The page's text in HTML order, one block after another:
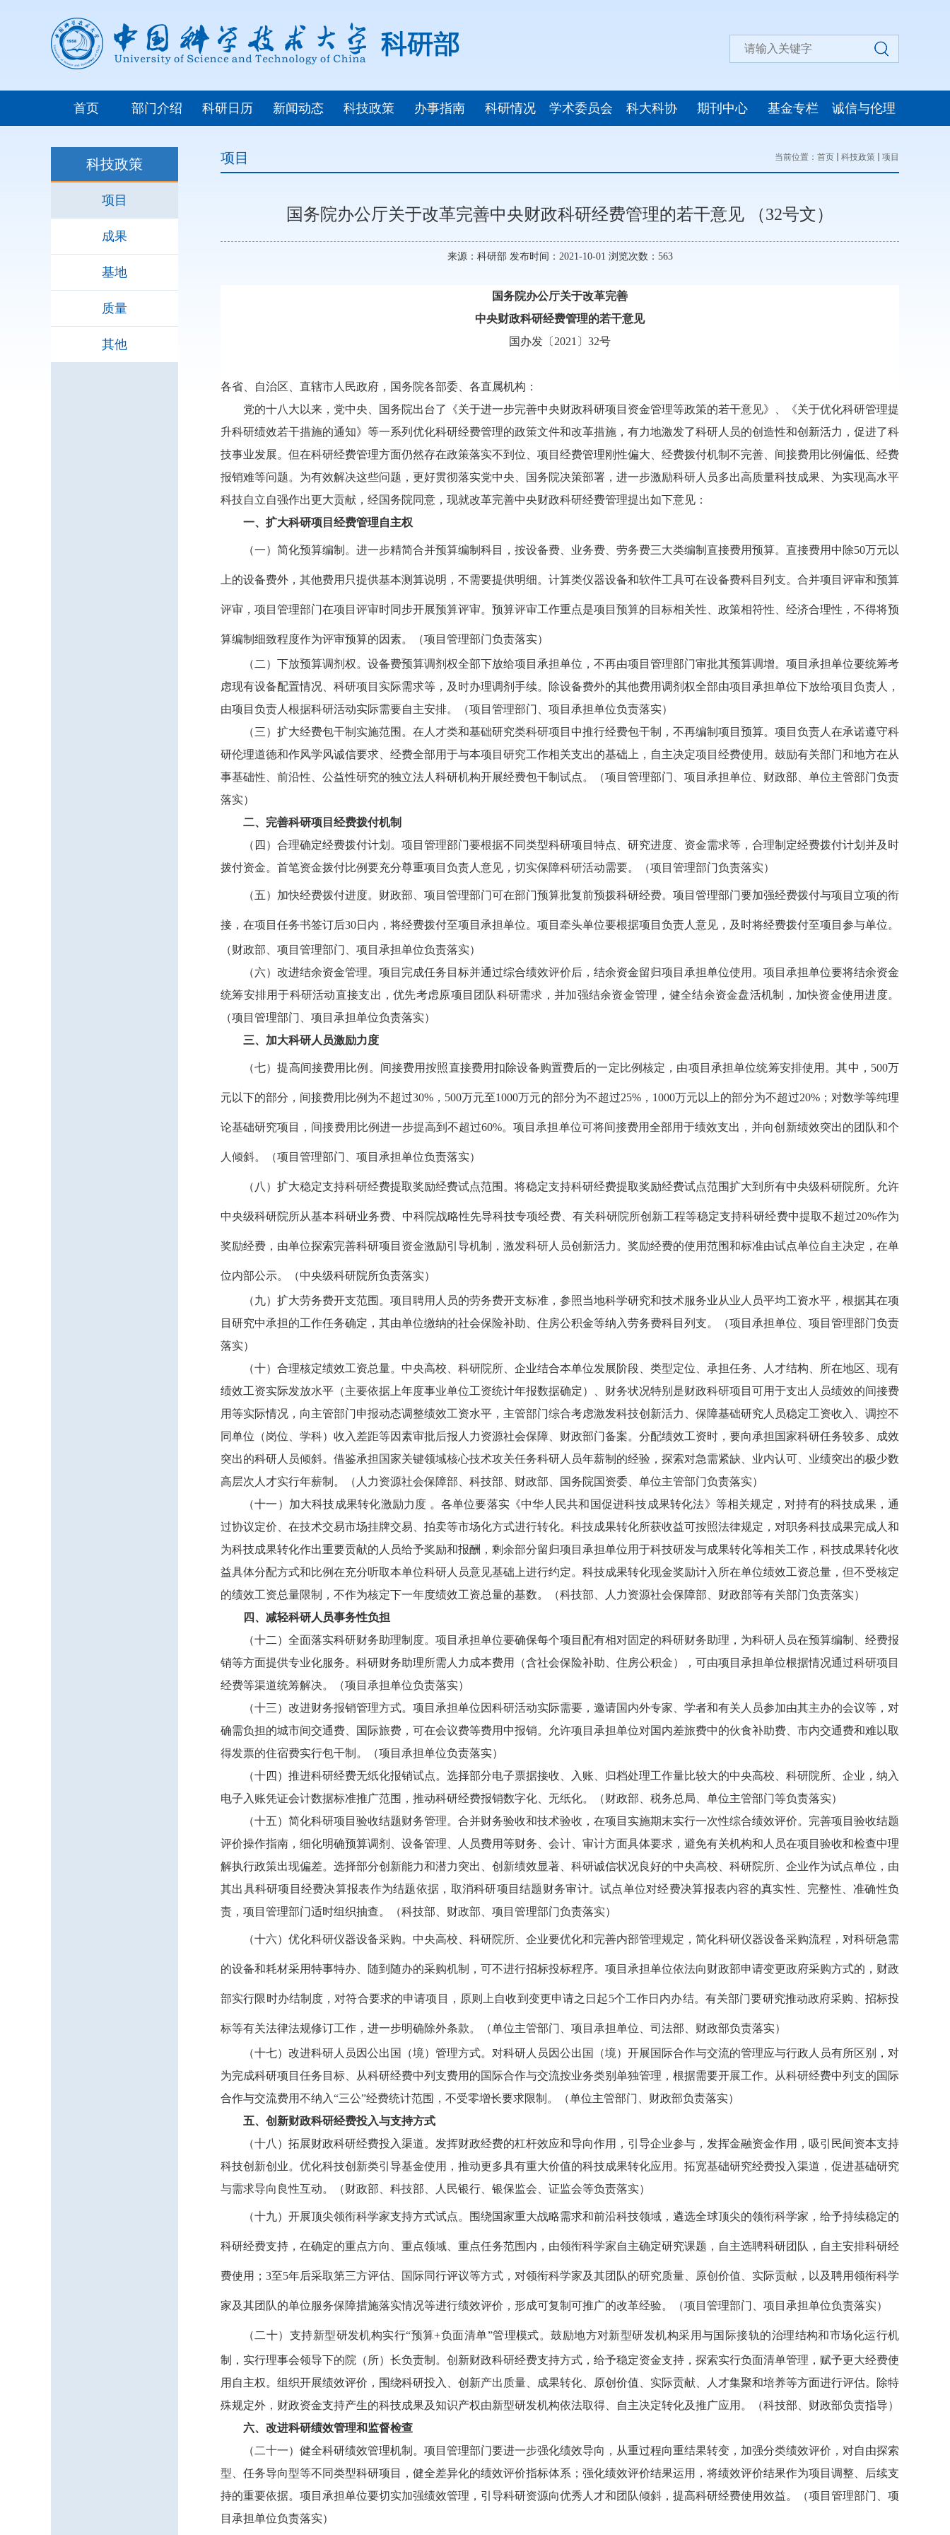
首页 部门介绍 科研日历 新闻动态 科技政策 办事指南 科研情况 学术委员会 科大科协 期刊中心 基金专栏 诚信与伦理
科技政策
项目
成果
基地
质量
其他
项目 当前位置： 首页 科技政策 项目
国务院办公厅关于改革完善中央财政科研经费管理的若干意见 （32号文）
来源：科研部 发布时间：2021-10-01 浏览次数： 563
国务院办公厅关于改革完善
中央财政科研经费管理的若干意见
国办发〔 2021 〕 32号
各省、自治区、直辖市人民政府，国务院各部委、各直属机构：
党的十八大以来，党中央、国务院出台了《关于进一步完善中央财政科研项目资金管理等政策的若干意见》、《关于优化科研管理提
升科研绩效若干措施的通知》等一系列优化科研经费管理的政策文件和改革措施，有力地激发了科研人员的创造性和创新活力，促进了科
技事业发展。但在科研经费管理方面仍然存在政策落实不到位、项目经费管理刚性偏大、经费拨付机制不完善、间接费用比例偏低、经费
报销难等问题。为有效解决这些问题，更好贯彻落实党中央、国务院决策部署，进一步激励科研人员多出高质量科技成果、为实现高水平
科技自立自强作出更大贡献，经国务院同意，现就改革完善中央财政科研经费管理提出如下意见：
一、扩大科研项目经费管理自主权
（一）简化预算编制。 进一步精简合并预算编制科目，按设备费、业务费、劳务费三大类编制直接费用预算。直接费用中除50万元以
上的设备费外，其他费用只提供基本测算说明，不需要提供明细。计算类仪器设备和软件工具可在设备费科目列支。合并项目评审和预算
评审，项目管理部门在项目评审时同步开展预算评审。预算评审工作重点是项目预算的目标相关性、政策相符性、经济合理性，不得将预
算编制细致程度作为评审预算的因素。 （项目管理部门负责落实）
（二）下放预算调剂权。 设备费预算调剂权全部下放给项目承担单位，不再由项目管理部门审批其预算调增。项目承担单位要统筹考
虑现有设备配置情况、科研项目实际需求等，及时办理调剂手续。除设备费外的其他费用调剂权全部由项目承担单位下放给项目负责人，
由项目负责人根据科研活动实际需要自主安排。
（项目管理部门、项目承担单位负责落实）
（三）扩大经费包干制实施范围。 在人才类和基础研究类科研项目中推行经费包干制，不再编制项目预算。项目负责人在承诺遵守科
研伦理道德和作风学风诚信要求、经费全部用于与本项目研究工作相关支出的基础上，自主决定项目经费使用。鼓励有关部门和地方在从
事基础性、前沿性、公益性研究的独立法人科研机构开展经费包干制试点。
（项目管理部门、项目承担单位、财政部、单位主管部门负责
落实）
二、完善科研项目经费拨付机制
（四）合理确定经费拨付计划。 项目管理部门要根据不同类型科研项目特点、研究进度、资金需求等，合理制定经费拨付计划并及时
拨付资金。首笔资金拨付比例要充分尊重项目负责人意见，切实保障科研活动需要。
（项目管理部门负责落实）
（五）加快经费拨付进度。 财政部、项目管理部门可在部门预算批复前预拨科研经费。项目管理部门要加强经费拨付与项目立项的衔
接，在项目任务书签订后30日内，将经费拨付至项目承担单位。项目牵头单位要根据项目负责人意见，及时将经费拨付至项目参与单位。
（财政部、项目管理部门、项目承担单位负责落实）
（六）改进结余资金管理。 项目完成任务目标并通过综合绩效评价后，结余资金留归项目承担单位使用。项目承担单位要将结余资金
统筹安排用于科研活动直接支出，优先考虑原项目团队科研需求，并加强结余资金管理，健全结余资金盘活机制，加快资金使用进度。
（项目管理部门、项目承担单位负责落实）
三、加大科研人员激励力度
（七）提高间接费用比例。 间接费用按照直接费用扣除设备购置费后的一定比例核定，由项目承担单位统筹安排使用。其中， 500万
元以下的部分，间接费用比例为不超过30% ， 500万元至1000万元的部分为不超过25%， 1000万元以上的部分为不超过20%；对数学等纯理
论基础研究项目，间接费用比例进一步提高到不超过60%。项目承担单位可将间接费用全部用于绩效支出，并向创新绩效突出的团队和个
人倾斜。 （项目管理部门、项目承担单位负责落实）
（八）扩大稳定支持科研经费提取奖励经费试点范围。 将稳定支持科研经费提取奖励经费试点范围扩大到所有中央级科研院所。允许
中央级科研院所从基本科研业务费、中科院战略性先导科技专项经费、有关科研院所创新工程等稳定支持科研经费中提取不超过20%作为
奖励经费，由单位探索完善科研项目资金激励引导机制，激发科研人员创新活力。奖励经费的使用范围和标准由试点单位自主决定，在单
位内部公示。 （中央级科研院所负责落实）
（九）扩大劳务费开支范围。 项目聘用人员的劳务费开支标准，参照当地科学研究和技术服务业从业人员平均工资水平，根据其在项
目研究中承担的工作任务确定，其由单位缴纳的社会保险补助、住房公积金等纳入劳务费科目列支。
（项目承担单位、项目管理部门负责
落实）
（十）合理核定绩效工资总量。 中央高校、科研院所、企业结合本单位发展阶段、类型定位、承担任务、人才结构、所在地区、现有
绩效工资实际发放水平（主要依据上年度事业单位工资统计年报数据确定）、财务状况特别是财政科研项目可用于支出人员绩效的间接费
用等实际情况，向主管部门申报动态调整绩效工资水平，主管部门综合考虑激发科技创新活力、保障基础研究人员稳定工资收入、调控不
同单位（岗位、学科）收入差距等因素审批后报人力资源社会保障、财政部门备案。分配绩效工资时，要向承担国家科研任务较多、成效
突出的科研人员倾斜。借鉴承担国家关键领域核心技术攻关任务科研人员年薪制的经验，探索对急需紧缺、业内认可、业绩突出的极少数
高层次人才实行年薪制。
（人力资源社会保障部、科技部、财政部、国务院国资委、单位主管部门负责落实）
（十一）加大科技成果转化激励力度 。 各单位要落实《中华人民共和国促进科技成果转化法》等相关规定，对持有的科技成果，通
过协议定价、在技术交易市场挂牌交易、拍卖等市场化方式进行转化。科技成果转化所获收益可按照法律规定，对职务科技成果完成人和
为科技成果转化作出重要贡献的人员给予奖励和报酬，剩余部分留归项目承担单位用于科技研发与成果转化等相关工作，科技成果转化收
益具体分配方式和比例在充分听取本单位科研人员意见基础上进行约定。科技成果转化现金奖励计入所在单位绩效工资总量，但不受核定
的绩效工资总量限制，不作为核定下一年度绩效工资总量的基数。
（科技部、人力资源社会保障部、财政部等有关部门负责落实）
四、减轻科研人员事务性负担
（十二）全面落实科研财务助理制度。 项目承担单位要确保每个项目配有相对固定的科研财务助理，为科研人员在预算编制、经费报
销等方面提供专业化服务。科研财务助理所需人力成本费用（含社会保险补助、住房公积金），可由项目承担单位根据情况通过科研项目
经费等渠道统筹解决。
（项目承担单位负责落实）
（十三）改进财务报销管理方式。 项目承担单位因科研活动实际需要，邀请国内外专家、学者和有关人员参加由其主办的会议等，对
确需负担的城市间交通费、国际旅费，可在会议费等费用中报销。允许项目承担单位对国内差旅费中的伙食补助费、市内交通费和难以取
得发票的住宿费实行包干制。
（项目承担单位负责落实）
（十四）推进科研经费无纸化报销试点。 选择部分电子票据接收、入账、归档处理工作量比较大的中央高校、科研院所、企业，纳入
电子入账凭证会计数据标准推广范围，推动科研经费报销数字化、无纸化。
（财政部、税务总局、单位主管部门等负责落实）
（十五）简化科研项目验收结题财务管理。 合并财务验收和技术验收，在项目实施期末实行一次性综合绩效评价。完善项目验收结题
评价操作指南，细化明确预算调剂、设备管理、人员费用等财务、会计、审计方面具体要求，避免有关机构和人员在项目验收和检查中理
解执行政策出现偏差。选择部分创新能力和潜力突出、创新绩效显著、科研诚信状况良好的中央高校、科研院所、企业作为试点单位，由
其出具科研项目经费决算报表作为结题依据，取消科研项目结题财务审计。试点单位对经费决算报表内容的真实性、完整性、准确性负
责，项目管理部门适时组织抽查。
（科技部、财政部、项目管理部门负责落实）
（十六）优化科研仪器设备采购。 中央高校、科研院所、企业要优化和完善内部管理规定，简化科研仪器设备采购流程，对科研急需
的设备和耗材采用特事特办、随到随办的采购机制，可不进行招标投标程序。项目承担单位依法向财政部申请变更政府采购方式的，财政
部实行限时办结制度，对符合要求的申请项目，原则上自收到变更申请之日起5个工作日内办结。有关部门要研究推动政府采购、招标投
标等有关法律法规修订工作，进一步明确除外条款。 （单位主管部门、项目承担单位、司法部、财政部负责落实）
（十七）改进科研人员因公出国（境）管理方式。 对科研人员因公出国（境）开展国际合作与交流的管理应与行政人员有所区别，对
为完成科研项目任务目标、从科研经费中列支费用的国际合作与交流按业务类别单独管理，根据需要开展工作。从科研经费中列支的国际
合作与交流费用不纳入“三公”经费统计范围，不受零增长要求限制。
（单位主管部门、财政部负责落实）
五、创新财政科研经费投入与支持方式
（十八）拓展财政科研经费投入渠道。 发挥财政经费的杠杆效应和导向作用，引导企业参与，发挥金融资金作用，吸引民间资本支持
科技创新创业。优化科技创新类引导基金使用，推动更多具有重大价值的科技成果转化应用。拓宽基础研究经费投入渠道，促进基础研究
与需求导向良性互动。
（财政部、科技部、人民银行、银保监会、证监会等负责落实）
（十九）开展顶尖领衔科学家支持方式试点。 围绕国家重大战略需求和前沿科技领域，遴选全球顶尖的领衔科学家，给予持续稳定的
科研经费支持，在确定的重点方向、重点领域、重点任务范围内，由领衔科学家自主确定研究课题，自主选聘科研团队，自主安排科研经
费使用； 3至5年后采取第三方评估、国际同行评议等方式，对领衔科学家及其团队的研究质量、原创价值、实际贡献，以及聘用领衔科学
家及其团队的单位服务保障措施落实情况等进行绩效评价，形成可复制可推广的改革经验。 （项目管理部门、项目承担单位负责落实）
（二十）支持新型研发机构实行“预算+负面清单”管理模式。鼓励地方对新型研发机构采用与国际接轨的治理结构和市场化运行机
制，实行理事会领导下的院（所）长负责制。创新财政科研经费支持方式，给予稳定资金支持，探索实行负面清单管理，赋予更大经费使
用自主权。组织开展绩效评价，围绕科研投入、创新产出质量、成果转化、原创价值、实际贡献、人才集聚和培养等方面进行评估。除特
殊规定外，财政资金支持产生的科技成果及知识产权由新型研发机构依法取得、自主决定转化及推广应用。
（科技部、财政部负责指导）
六、改进科研绩效管理和监督检查
（二十一）健全科研绩效管理机制。 项目管理部门要进一步强化绩效导向，从重过程向重结果转变，加强分类绩效评价，对自由探索
型、任务导向型等不同类型科研项目，健全差异化的绩效评价指标体系；强化绩效评价结果运用，将绩效评价结果作为项目调整、后续支
持的重要依据。项目承担单位要切实加强绩效管理，引导科研资源向优秀人才和团队倾斜，提高科研经费使用效益。
（项目管理部门、项
目承担单位负责落实）